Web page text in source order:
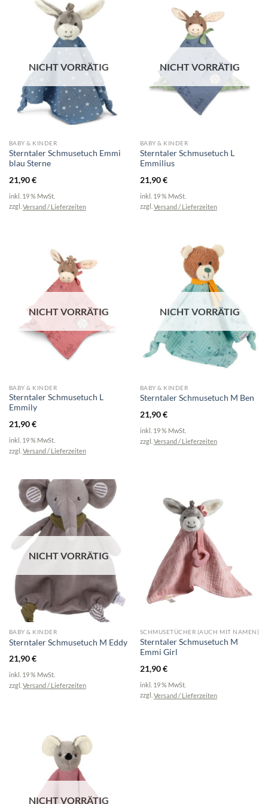
NICHT VORRÄTIG
BABY & KINDER
Sterntaler Schmusetuch Emmi
blau Sterne
21,90€
inkl. 19 % MwSt.
zzgl. Versand / Lieferzeiten
NICHT VORRÄTIG
BABY & KINDER
Sterntaler Schmusetuch L
Emmilius
21,90€
inkl. 19 % MwSt.
zzgl. Versand / Lieferzeiten
NICHT VORRÄTIG
BABY & KINDER
Sterntaler Schmusetuch L
Emmily
21,90€
inkl. 19 % MwSt.
zzgl. Versand / Lieferzeiten
NICHT VORRÄTIG
BABY & KINDER
Sterntaler Schmusetuch M Ben
21,90€
inkl. 19 % MwSt.
zzgl. Versand / Lieferzeiten
NICHT VORRÄTIG
BABY & KINDER
Sterntaler Schmusetuch M Eddy
21,90€
inkl. 19 % MwSt.
zzgl. Versand / Lieferzeiten
SCHMUSETÜCHER (AUCH MIT NAMEN)
Sterntaler Schmusetuch M
Emmi Girl
21,90€
inkl. 19 % MwSt.
zzgl. Versand / Lieferzeiten
NICHT VORRÄTIG